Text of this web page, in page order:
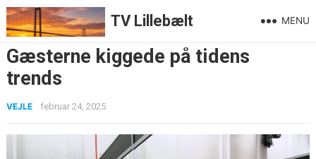
TV Lillebælt MENU
Gæsterne kiggede på tidens
trends
VEJLE februar 24, 2025